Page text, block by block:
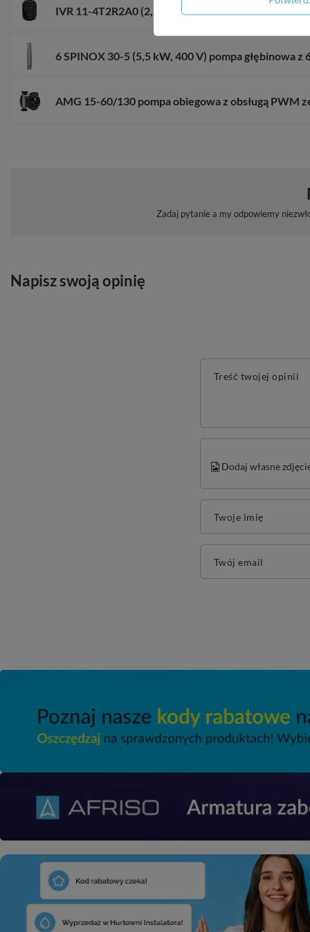
IVR 11-4T2R2A0 (2,2 kW, 400 V) Inverter z
6 SPINOX 30-5 (5,5 kW, 400 V) pompa głębinowa
AMG 15-60/130 pompa obiegowa z obsługą PWM
Zadaj pytanie a my odpowiemy
Napisz swoją opinię
Treść twojej opinii
Dodaj własne
Twoje imię
Twój email